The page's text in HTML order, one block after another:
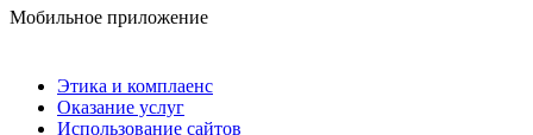
Мобильное приложение
Этика и комплаенс
Оказание услуг
Использование сайтов